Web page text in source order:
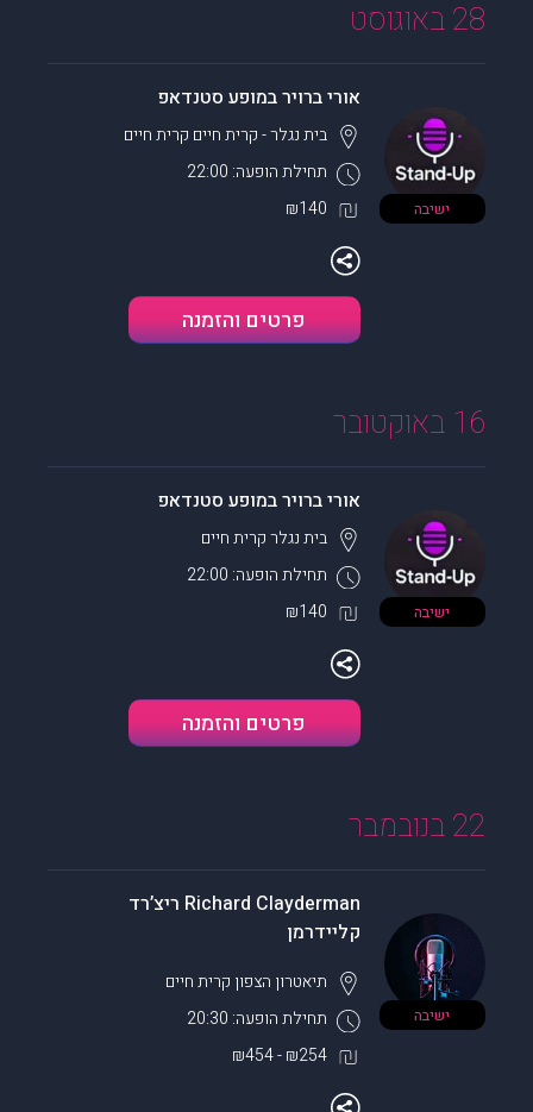
28 באוגוסט
ישיבה
אורי ברויר במופע סטנדאפ
תחילת הופעה: 22:00
בית נגלר - קרית חיים קרית חיים
₪140
פרטים והזמנה
16 באוקטובר
ישיבה
אורי ברויר במופע סטנדאפ
תחילת הופעה: 22:00
בית נגלרקרית חיים
₪140
פרטים והזמנה
22 בנובמבר
ישיבה
Richard Clayderman ריצ’רד
קליידרמן
תחילת הופעה: 20:30
תיאטרון הצפון קרית חיים
₪254 - ₪454